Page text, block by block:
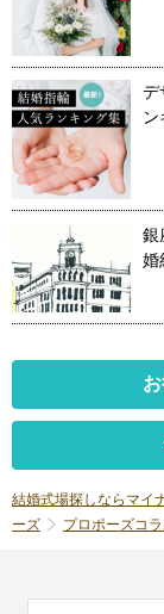
デ
銀
婚
結婚式場探しならマイ
ーズ
プロポーズコ